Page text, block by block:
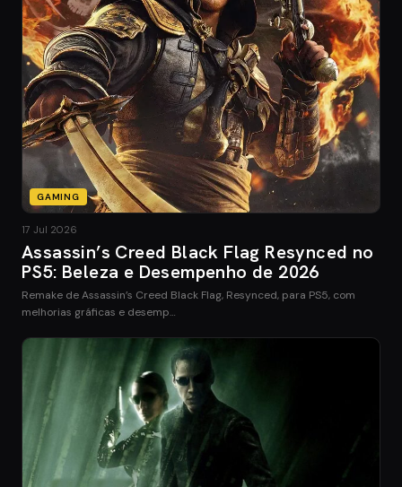
GAMING
17 Jul 2026
Assassin’s Creed Black Flag Resynced no
PS5: Beleza e Desempenho de 2026
Remake de Assassin’s Creed Black Flag, Resynced, para PS5, com
melhorias gráficas e desemp…